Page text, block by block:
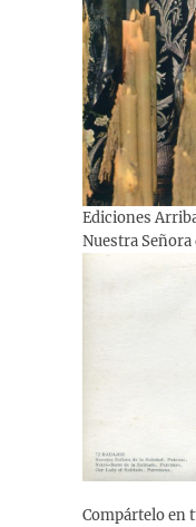
Ediciones
Nuestra Señora
Compártelo en